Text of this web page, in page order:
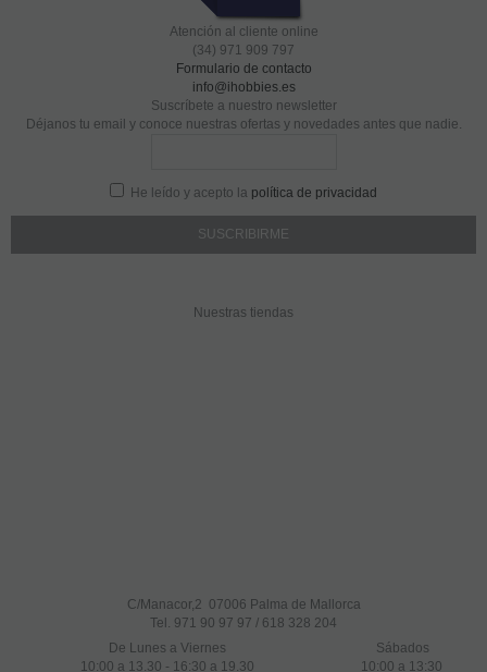
Atención al cliente online
(34) 971 909 797
Formulario de contacto
info@ihobbies.es
Suscríbete a nuestro newsletter
Déjanos tu email y conoce nuestras ofertas y novedades antes que nadie.
He leído y acepto la política de privacidad
Nuestras tiendas
C/Manacor,2 07006 Palma de Mallorca
Tel. 971 90 97 97 / 618 328 204
De Lunes a Viernes
10:00 a 13.30 - 16:30 a 19.30
Sábados
10:00 a 13:30